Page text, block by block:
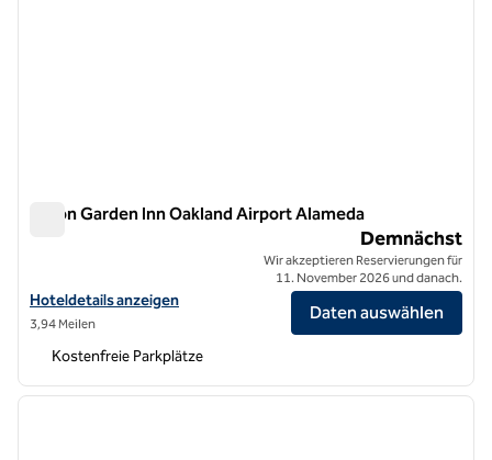
Hilton Garden Inn Oakland Airport Alameda
Hoteldetails für das Hilton Garden Inn Oakland Airport Alameda
Hoteldetails anzeigen
3,94 Meilen
Demnächst
Wir akzeptieren Reservierungen für
11. November 2026 und danach.
Daten auswählen
Kostenfreie Parkplätze
1 von 12